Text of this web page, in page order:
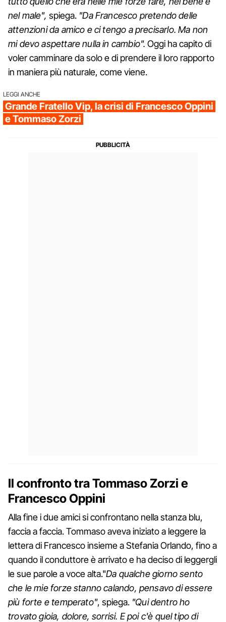
nel male", spiega."Da Francesco pretendo delle
attenzioni da amico e ci tengo a precisarlo. Ma non
mi devo aspettare nulla in cambio". Oggi ha capito di
voler camminare da solo e di prendere il loro rapporto
in maniera più naturale, come viene.
LEGGI ANCHE
Grande Fratello Vip, la crisi di Francesco Oppini
e Tommaso Zorzi
Il confronto tra Tommaso Zorzi e
Francesco Oppini
Alla fine i due amici si confrontano nella stanza blu,
faccia a faccia. Tommaso aveva iniziato a leggere la
lettera di Francesco insieme a Stefania Orlando, fino a
quando il conduttore è arrivato e ha deciso di leggergli
le sue parole a voce alta."Da qualche giorno sento
che le mie forze stanno calando, pensavo di essere
più forte e temperato", spiega. "Qui dentro ho
trovato gioia, dolore, sorrisi. E poi c'è quel tipo di